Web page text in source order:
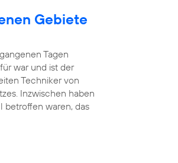
Gebiete
Tagen
war und ist der
Techniker von
Inzwischen haben
betroffen waren, das